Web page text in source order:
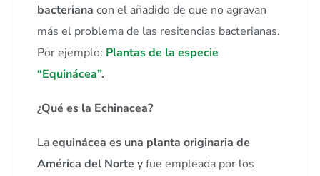
bacteriana con el añadido de que no agravan
más el problema de las resitencias bacterianas.
Por ejemplo: Plantas de la especie
“Equinácea”.
¿Qué es la Echinacea?
Laequinácea es una planta originaria de
América del Norte y fue empleada por los